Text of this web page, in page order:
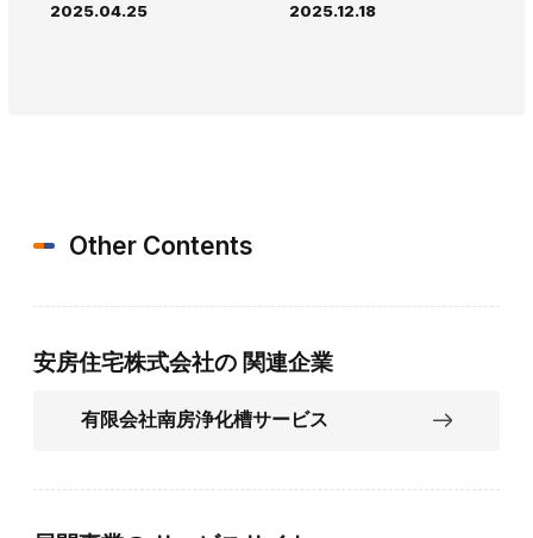
2025.04.25 2025.12.18
Other Contents
安房住宅株式会社の 関連企業
有限会社南房浄化槽サービス